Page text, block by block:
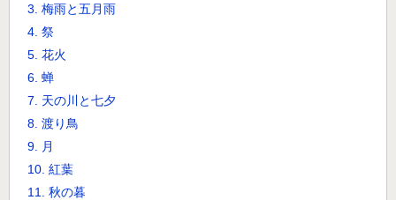
3. 梅雨と五月雨
4. 祭
5. 花火
6. 蝉
7. 天の川と七夕
8. 渡り鳥
9. 月
10. 紅葉
11. 秋の暮